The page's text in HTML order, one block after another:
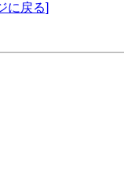
に戻る]